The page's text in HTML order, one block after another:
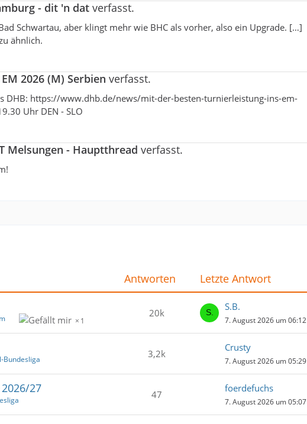
- dit 'n dat verfasst.
Schwartau, aber klingt mehr wie BHC als vorher, also ein Upgrade. […]
ähnlich.
2026 (M) Serbien verfasst.
DHB: https://www.dhb.de/news/mit-der-besten-turnierleistung-ins-em-
Uhr DEN - SLO
Melsungen - Hauptthread verfasst.
Antworten
Letzte Antwort
1
20k
S.B.
7. August 2026 um 06:12
Bundesliga 3,2k
Crusty
7. August 2026 um 05:29
27 47
foerdefuchs
7. August 2026 um 05:07